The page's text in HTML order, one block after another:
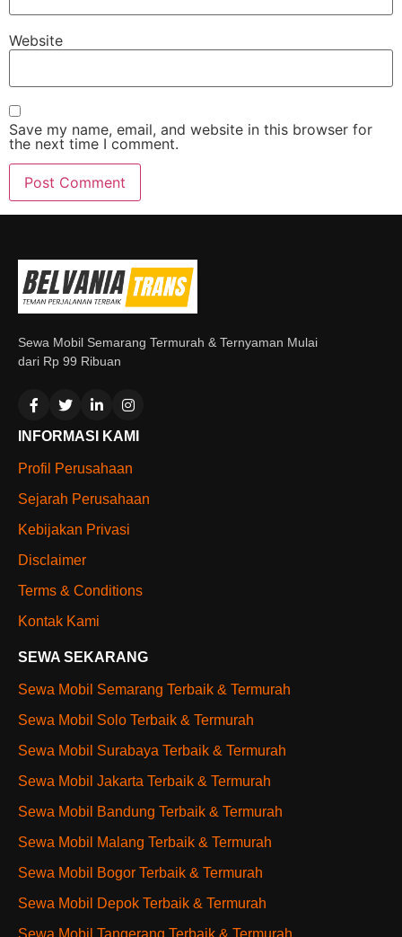
Website
Save my name, email, and website in this browser for
the next time I comment.
Sewa Mobil Semarang Termurah & Ternyaman Mulai
dari Rp 99 Ribuan
INFORMASI KAMI
Profil Perusahaan
Sejarah Perusahaan
Kebijakan Privasi
Disclaimer
Terms & Conditions
Kontak Kami
SEWA SEKARANG
Sewa Mobil Semarang Terbaik & Termurah
Sewa Mobil Solo Terbaik & Termurah
Sewa Mobil Surabaya Terbaik & Termurah
Sewa Mobil Jakarta Terbaik & Termurah
Sewa Mobil Bandung Terbaik & Termurah
Sewa Mobil Malang Terbaik & Termurah
Sewa Mobil Bogor Terbaik & Termurah
Sewa Mobil Depok Terbaik & Termurah